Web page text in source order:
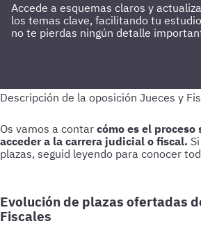
Accede a esquemas claros y
los temas clave, facilitando tu
no te pierdas ningún detalle
Os vamos a contar cómo es el
acceder a la carrera judicial o fiscal.
plazas, seguid leyendo para conocer
Evolución de plazas ofertadas
Fiscales